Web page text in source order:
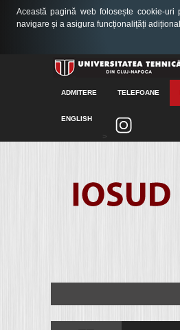
ADMITERE TELEFOANE
ENGLISH
>
Această pagină web folosește cookie-
navigare și a asigura funcționalițăți